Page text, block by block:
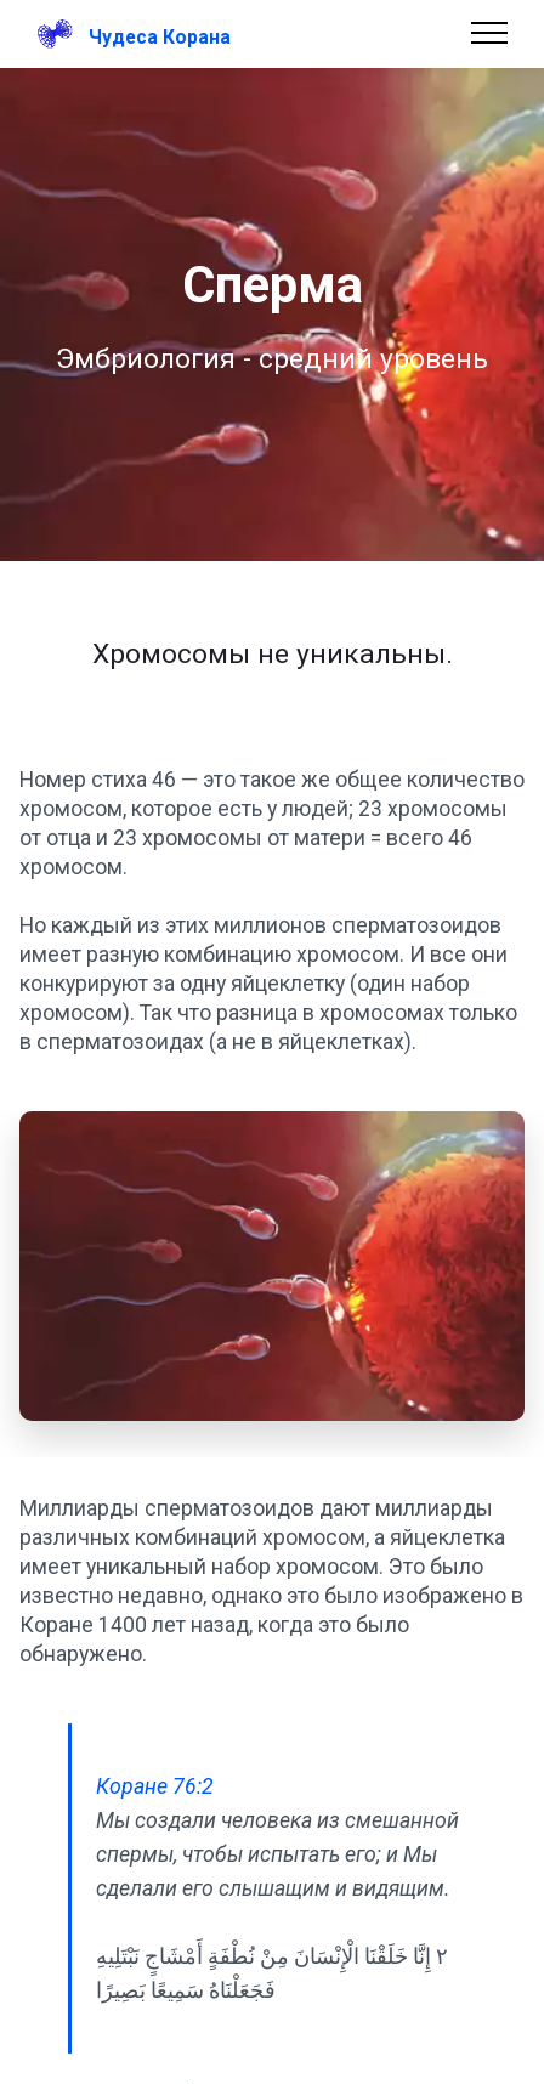
Чудеса Корана
Сперма
Эмбриология - средний уровень
Хромосомы не уникальны.
Номер стиха 46 — это такое же общее количество
хромосом, которое есть у людей; 23 хромосомы
от отца и 23 хромосомы от матери = всего 46
хромосом.
Но каждый из этих миллионов сперматозоидов
имеет разную комбинацию хромосом. И все они
конкурируют за одну яйцеклетку (один набор
хромосом). Так что разница в хромосомах только
в сперматозоидах (а не в яйцеклетках).
Миллиарды сперматозоидов дают миллиарды
различных комбинаций хромосом, а яйцеклетка
имеет уникальный набор хромосом. Это было
известно недавно, однако это было изображено в
Коране 1400 лет назад, когда это было
обнаружено.
Коране 76:2
Мы создали человека из смешанной
спермы, чтобы испытать его; и Мы
сделали его слышащим и видящим.
٢ إِنَّا خَلَقْنَا الْإِنْسَانَ مِنْ نُطْفَةٍ أَمْشَاجٍ نَبْتَلِيهِ
فَجَعَلْنَاهُ سَمِيعًا بَصِيرًا